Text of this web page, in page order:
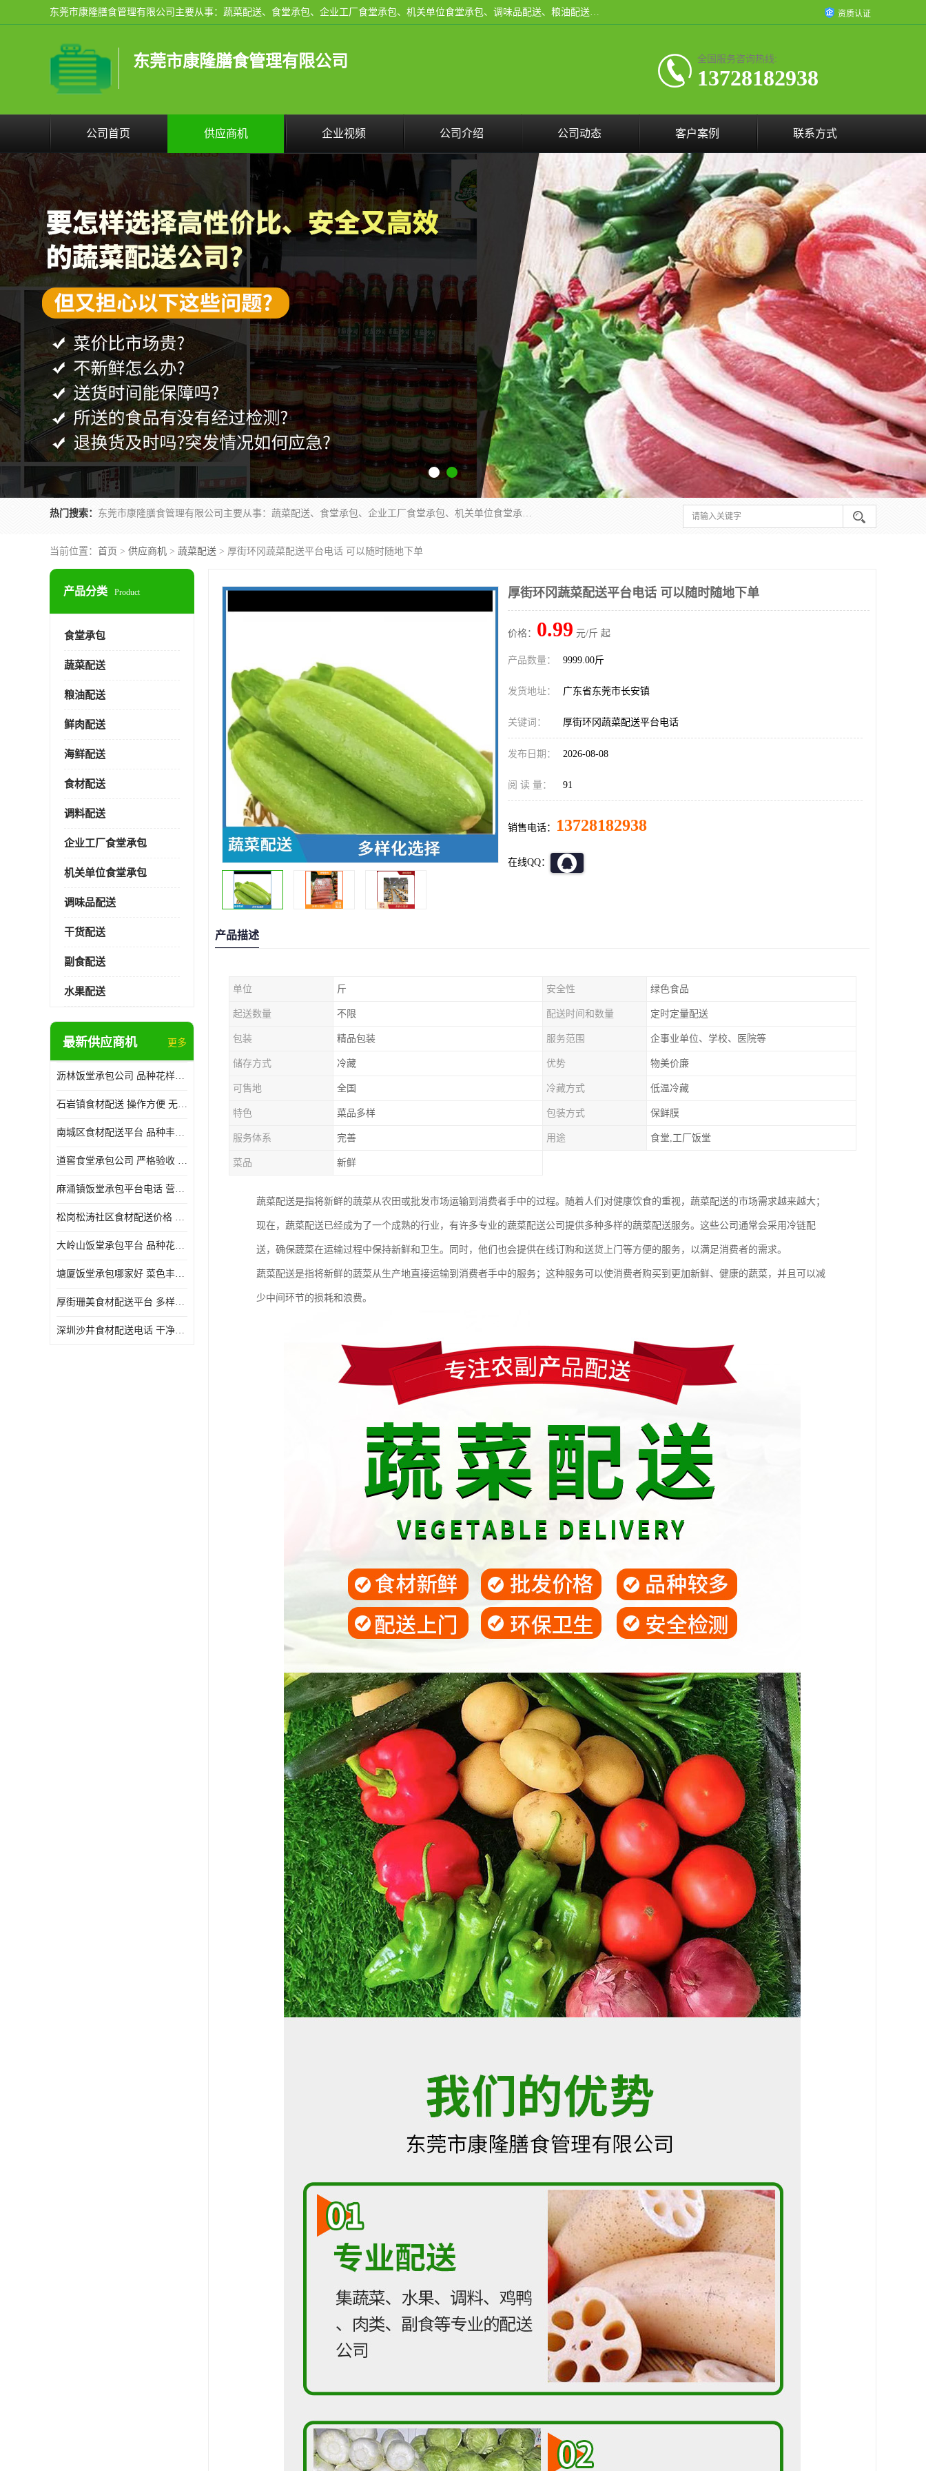
东莞市康隆膳食管理有限公司主要从事：蔬菜配送、食堂承包、企业工厂食堂承包、机关单位食堂承包、调味品配送、粮油配送、干货配送、副食配送、水果配送、海鲜配送等业务，东莞蔬菜配送电话，咨询在线客服。 资质认证
东莞市康隆膳食管理有限公司 全国服务咨询热线:
13728182938
公司首页 供应商机 企业视频 公司介绍 公司动态 客户案例 联系方式
热门搜索： 东莞市康隆膳食管理有限公司主要从事：蔬菜配送、食堂承包、企业工厂食堂承包、机关单位食堂承包、调味品配送、粮油配送、干货配送、副食配送、水果配送、海鲜配送等业务，东莞蔬菜配送电话，咨询在线客服。
当前位置： 首页 > 供应商机 > 蔬菜配送 > 厚街环冈蔬菜配送平台电话 可以随时随地下单
产品分类 Product
食堂承包
蔬菜配送
粮油配送
鲜肉配送
海鲜配送
食材配送
调料配送
企业工厂食堂承包
机关单位食堂承包
调味品配送
干货配送
副食配送
水果配送
最新供应商机 更多
沥林饭堂承包公司 品种花样丰富 提高员工饮食质量
石岩镇食材配送 操作方便 无需亲自管理
南城区食材配送平台 品种丰富 配送时间较短
道窖食堂承包公司 严格验收 维持供膳品质稳定
麻涌镇饭堂承包平台电话 营养均衡 定期推出新菜式
松岗松涛社区食材配送价格 搭配均匀 菜式品种类别多
大岭山饭堂承包平台 品种花样丰富 定期推出新菜式
塘厦饭堂承包哪家好 菜色丰富 大幅度降低食材成本
厚街珊美食材配送平台 多样化选择 提高膳食质量
深圳沙井食材配送电话 干净卫生 无需亲自管理
厚街环冈蔬菜配送平台电话 可以随时随地下单
价格： 0.99 元/斤 起
产品数量： 9999.00斤
发货地址： 广东省东莞市长安镇
关键词： 厚街环冈蔬菜配送平台电话
发布日期： 2026-08-08
阅 读 量： 91
销售电话： 13728182938
在线QQ：
产品描述
单位 斤 安全性 绿色食品
起送数量 不限 配送时间和数量 定时定量配送
包装 精品包装 服务范围 企事业单位、学校、医院等
储存方式 冷藏 优势 物美价廉
可售地 全国 冷藏方式 低温冷藏
特色 菜品多样 包装方式 保鲜膜
服务体系 完善 用途 食堂,工厂饭堂
菜品 新鲜
蔬菜配送是指将新鲜的蔬菜从农田或批发市场运输到消费者手中的过程。随着人们对健康饮食的重视，蔬菜配送的市场需求越来越大；
现在，蔬菜配送已经成为了一个成熟的行业，有许多专业的蔬菜配送公司提供多种多样的蔬菜配送服务。这些公司通常会采用冷链配
送，确保蔬菜在运输过程中保持新鲜和卫生。同时，他们也会提供在线订购和送货上门等方便的服务，以满足消费者的需求。
蔬菜配送是指将新鲜的蔬菜从生产地直接运输到消费者手中的服务；这种服务可以使消费者购买到更加新鲜、健康的蔬菜，并且可以减
少中间环节的损耗和浪费。